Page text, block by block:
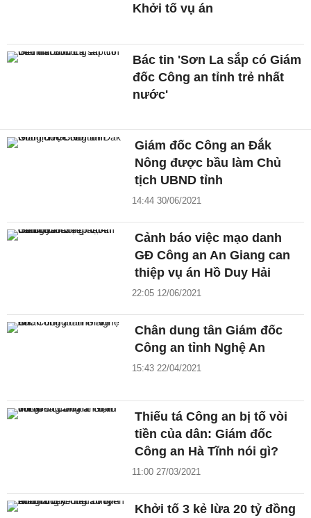
Khởi tố vụ án
Bác tin 'Sơn La sắp có Giám
đốc Công an tỉnh trẻ nhất
nước'
Giám đốc Công an Đắk
Nông được bầu làm Chủ
tịch UBND tỉnh
14:44 30/06/2021
Cảnh báo việc mạo danh
GĐ Công an An Giang can
thiệp vụ án Hồ Duy Hải
22:05 12/06/2021
Chân dung tân Giám đốc
Công an tỉnh Nghệ An
15:43 22/04/2021
Thiếu tá Công an bị tố vòi
tiền của dân: Giám đốc
Công an Hà Tĩnh nói gì?
11:00 27/03/2021
Khởi tố 3 kẻ lừa 20 tỷ đồng